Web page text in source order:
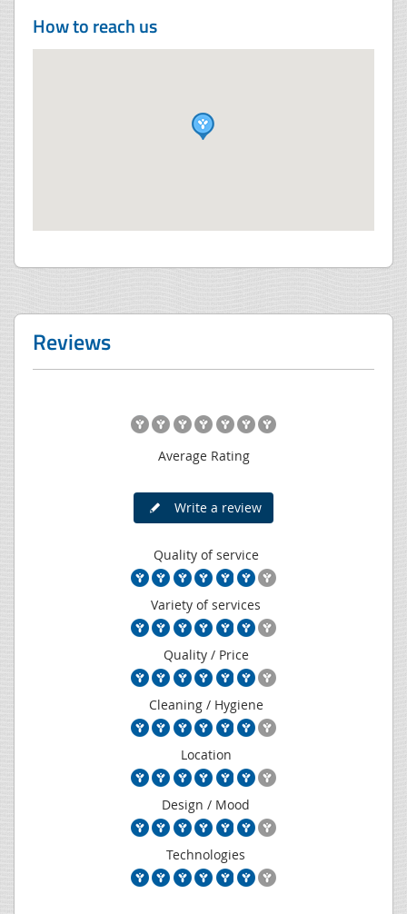
How to reach us
Reviews
Average Rating
Write a review
Quality of service
Variety of services
Quality / Price
Cleaning / Hygiene
Location
Design / Mood
Technologies